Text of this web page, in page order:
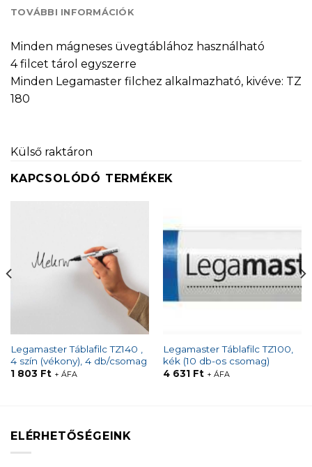
TOVÁBBI INFORMÁCIÓK
Minden mágneses üvegtáblához használható
4 filcet tárol egyszerre
Minden Legamaster filchez alkalmazható, kivéve: TZ
180
Külső raktáron
KAPCSOLÓDÓ TERMÉKEK
Legamaster Táblafilc TZ140 ,
4 szín (vékony), 4 db/csomag
1 803 Ft + ÁFA
Legamaster Táblafilc TZ100,
kék (10 db-os csomag)
4 631 Ft + ÁFA
ELÉRHETŐSÉGEINK